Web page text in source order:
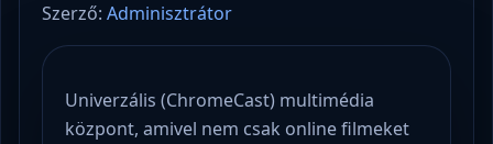
Szerző: Adminisztrátor
Univerzális (ChromeCast) multimédia
központ, amivel nem csak online filmeket